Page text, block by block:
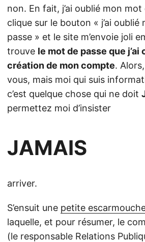
non. En fait, j’ai oublié mon
clique sur le bouton « j’ai oublié
passe » et le site m’envoie joli
trouve le mot de passe que j’ai
création de mon compte.
vous, mais moi qui suis
c’est quelque chose qui ne doit
permettez moi d’insister
JAMAIS
arriver.
S’ensuit une petite
laquelle, et pour résumer, le
(le responsable Relations